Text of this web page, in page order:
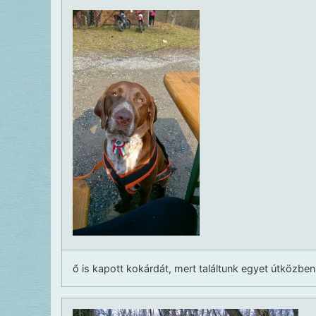
ő is kapott kokárdát, mert találtunk egyet útközben